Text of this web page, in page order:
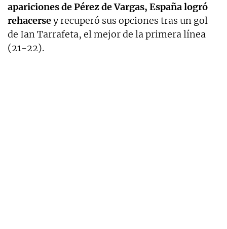
apariciones de Pérez de Vargas, España logró
rehacersey recuperó sus opciones tras un gol
de Ian Tarrafeta, el mejor de la primera línea
(21-22).